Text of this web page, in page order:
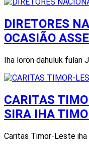
DIRETORES
OCASIÃO
Iha loron dahuluk fulan
CARITAS
SIRA IHA
Caritas Timor-Leste